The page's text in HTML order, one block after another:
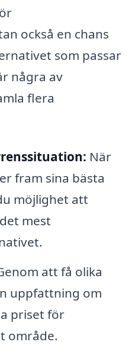
också en chans
som passar
några av
flera
När
fram sina bästa
möjlighet att
mest
att få olika
uppfattning om
priset för
område.